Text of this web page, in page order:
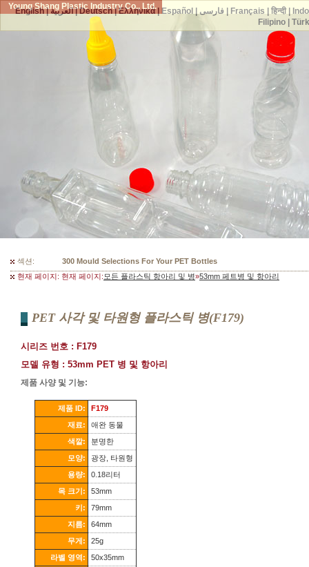
Young Shang Plastic Industry Co., Ltd.
섹션:
300 Mould Selections For Your PET Bottles
현재 페이지: 현재 페이지: 모든 플라스틱 항아리 및 병»53mm 페트병 및 항아리
PET 사각 및 타원형 플라스틱 병(F179)
시리즈 번호 : F179
모델 유형 : 53mm PET 병 및 항아리
제품 사양 및 기능:
제품 ID:
F179
재료:
애완 동물
색깔:
분명한
모양:
광장, 타원형
용량:
0.18리터
목 크기:
53mm
키:
79mm
지름:
64mm
무게:
25g
라벨 영역:
50x35mm
English|العربية|Deutsch|Ελληνικά| Español فارسی| Français हिन्दी|
Filipino|